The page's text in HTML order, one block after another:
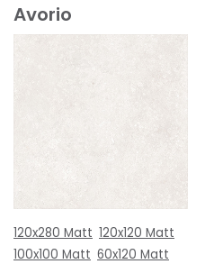
Avorio
120x280 Matt 120x120 Matt
100x100 Matt 60x120 Matt